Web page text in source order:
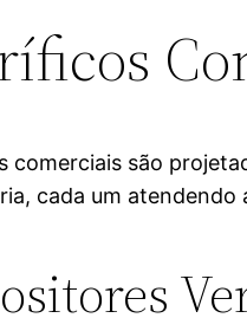
comerciais são
cada um atendendo